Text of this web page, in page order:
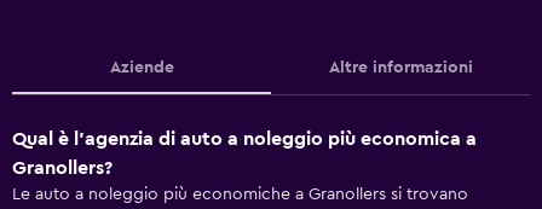
Aziende Altre informazioni
Qual è l'agenzia di auto a noleggio più economica a
Granollers?
Le auto a noleggio più economiche a Granollers si trovano